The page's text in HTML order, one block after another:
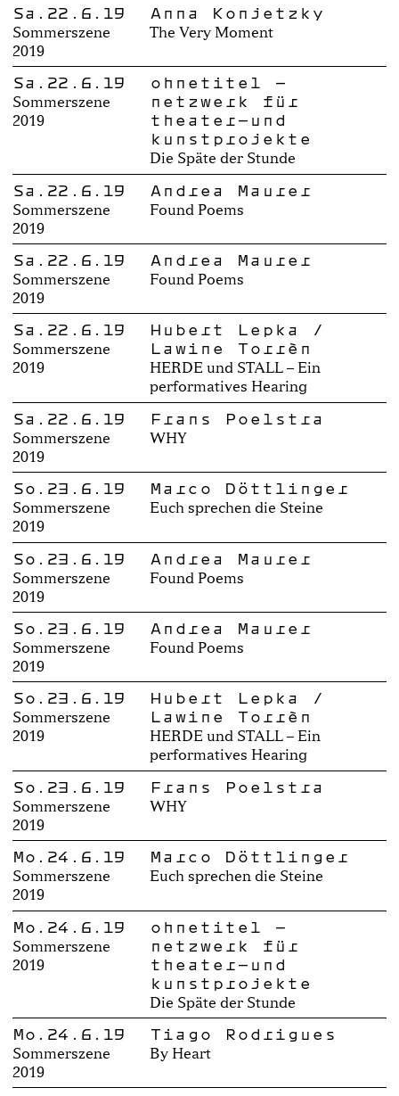
Sa.22.6.19
Sommerszene
2019
Anna Konjetzky
The Very Moment
Sa.22.6.19
Sommerszene
2019
ohnetitel –
netzwerk für
theater-und
kunstprojekte
Die Späte der Stunde
Sa.22.6.19
Sommerszene
2019
Andrea Maurer
Found Poems
Sa.22.6.19
Sommerszene
2019
Andrea Maurer
Found Poems
Sa.22.6.19
Sommerszene
2019
Hubert Lepka /
Lawine Torrèn
HERDE und STALL – Ein
performatives Hearing
Sa.22.6.19
Sommerszene
2019
Frans Poelstra
WHY
So.23.6.19
Sommerszene
2019
Marco Döttlinger
Euch sprechen die Steine
So.23.6.19
Sommerszene
2019
Andrea Maurer
Found Poems
So.23.6.19
Sommerszene
2019
Andrea Maurer
Found Poems
So.23.6.19
Sommerszene
2019
Hubert Lepka /
Lawine Torrèn
HERDE und STALL – Ein
performatives Hearing
So.23.6.19
Sommerszene
2019
Frans Poelstra
WHY
Mo.24.6.19
Sommerszene
2019
Marco Döttlinger
Euch sprechen die Steine
Mo.24.6.19
Sommerszene
2019
ohnetitel –
netzwerk für
theater-und
kunstprojekte
Die Späte der Stunde
Mo.24.6.19
Sommerszene
2019
Tiago Rodrigues
By Heart